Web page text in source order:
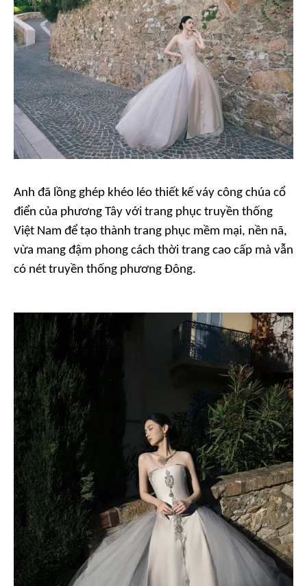
Anh đã lồng ghép khéo léo thiết kế váy công chúa cổ
điển của phương Tây với trang phục truyền thống
Việt Nam để tạo thành trang phục mềm mại, nền nã,
vừa mang đậm phong cách thời trang cao cấp mà vẫn
có nét truyền thống phương Đông.